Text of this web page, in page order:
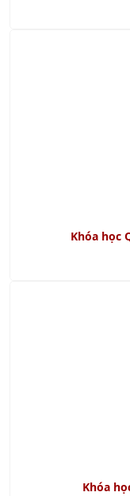
Khóa học
Khóa